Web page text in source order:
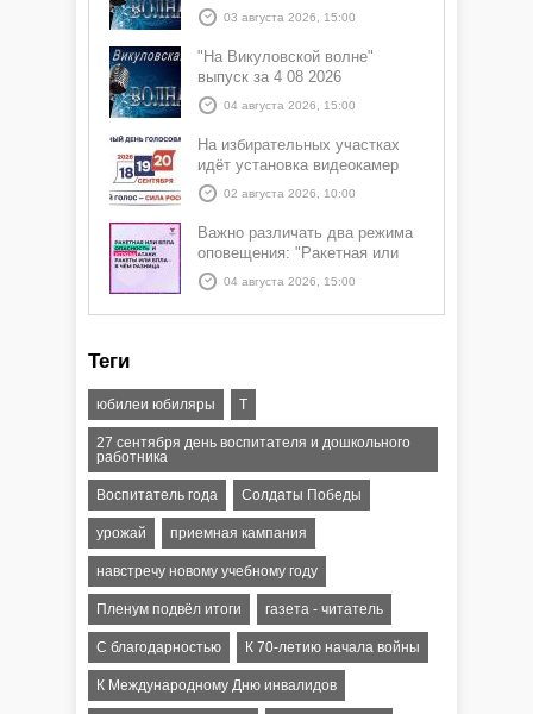
03 августа 2026, 15:00
"На Викуловской волне"
выпуск за 4 08 2026
04 августа 2026, 15:00
На избирательных участках
идёт установка видеокамер
02 августа 2026, 10:00
Важно различать два режима
оповещения: "Ракетная или
БПЛА опасность" и "Угроза
атаки ракеты или БПЛА"
04 августа 2026, 15:00
Теги
юбилеи юбиляры Т
27 сентября день воспитателя и дошкольного
работника
Воспитатель года Солдаты Победы
урожай приемная кампания
навстречу новому учебному году
Пленум подвёл итоги газета - читатель
С благодарностью К 70-летию начала войны
К Международному Дню инвалидов